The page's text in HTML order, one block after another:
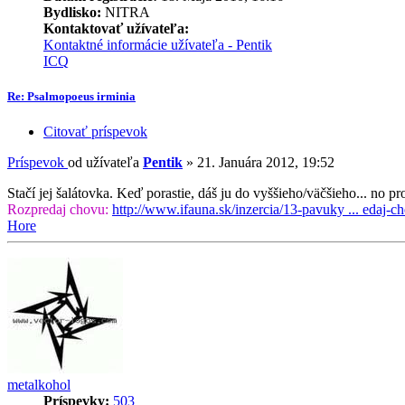
Bydlisko: NITRA
Kontaktovať užívateľa:
Kontaktné informácie užívateľa - Pentik
ICQ
Re: Psalmopoeus irminia
Citovať príspevok
Príspevok od užívateľa Pentik » 21. Januára 2012, 19:52
Stačí jej šalátovka. Keď porastie, dáš ju do vyššieho/väčšieho... no
Rozpredaj chovu: http://www.ifauna.sk/inzercia/13-pavuky ... edaj-
Hore
metalkohol
Príspevky: 503